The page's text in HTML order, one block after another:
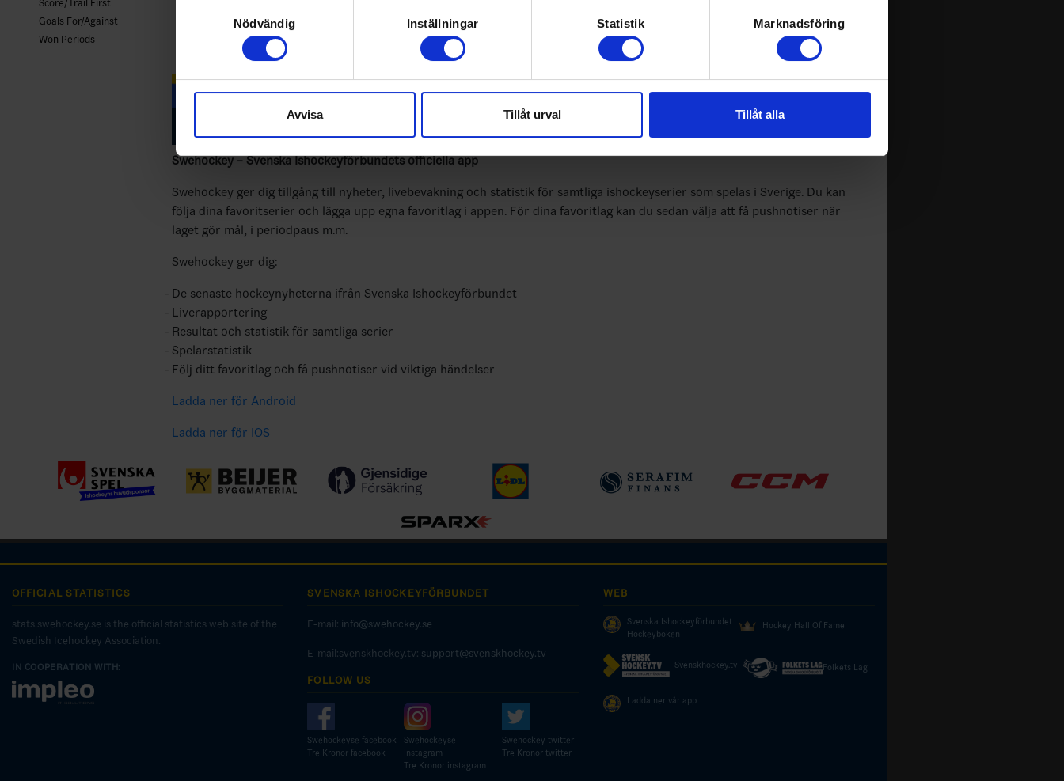
Ta reda på mer om hur dina personliga uppgifter behandlas och ställ in dina preferenser i
detaljsektionen. Du kan ändra
eller dra tillbaka ditt samtycke när som helst från cookie-förklaringen.
Vi använder enhetsidentifierare för att anpassa innehållet och annonserna till användarna, tillhandahålla funktioner för
sociala medier och analysera vår trafik. Vi vidarebefordrar även sådana identifierare och annan information från din enhet
till de sociala medier och annons- och analysföretag som vi samarbetar med. Dessa kan i sin tur kombinera informationen
med annan information som du har tillhandahållit eller som de har samlat in när du har använt deras tjänster.
Nödvändig
Inställningar Statistik Marknadsföring
Avvisa Tillåt urval Tillåt alla
Score/Trail First
Goals For/Against
Won Periods
Swehockey – Svenska Ishockeyförbundets officiella app
Swehockey ger dig tillgång till nyheter, livebevakning och statistik för samtliga ishockeyserier som spelas i Sverige. Du kan
följa dina favoritserier och lägga upp egna favoritlag i appen. För dina favoritlag kan du sedan välja att få pushnotiser när
laget gör mål, i periodpaus m.m.
Swehockey ger dig:
De senaste hockeynyheterna ifrån Svenska Ishockeyförbundet
Liverapportering
Resultat och statistik för samtliga serier
Spelarstatistik
Följ ditt favoritlag och få pushnotiser vid viktiga händelser
Ladda ner för Android
Ladda ner för IOS
OFFICIAL STATISTICS
stats.swehockey.se is the official statistics web site of the
Swedish Icehockey Association.
IN COOPERATION WITH:
SVENSKA ISHOCKEYFÖRBUNDET
E-mail: info@swehockey.se
E-mail:svenskhockey.tv: support@svenskhockey.tv
FOLLOW US
Swehockeyse facebook
Tre Kronor facebook
Swehockeyse
Instagram
Tre Kronor instagram
Swehockey twitter
Tre Kronor twitter
WEB
Svenska Ishockeyförbundet
Hockeyboken
Hockey Hall Of Fame
Svenskhockey.tv Folkets Lag
Ladda ner vår app